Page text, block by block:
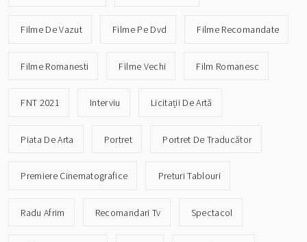
Filme De Vazut Filme Pe Dvd Filme Recomandate
Filme Romanesti Filme Vechi Film Romanesc
FNT 2021 Interviu Licitații De Artă
Piata De Arta Portret Portret De Traducător
Premiere Cinematografice Preturi Tablouri
Radu Afrim Recomandari Tv Spectacol